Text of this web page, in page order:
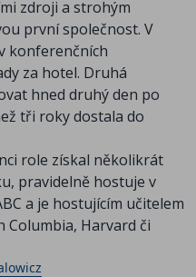
zdroji a strohým
první společnost. V
konferenčních
za hotel. Druhá
hned druhý den po
tři roky dostala do
role získal několikrát
pravidelně hostuje v
a je hostujícím učitelem
Columbia, Harvard či